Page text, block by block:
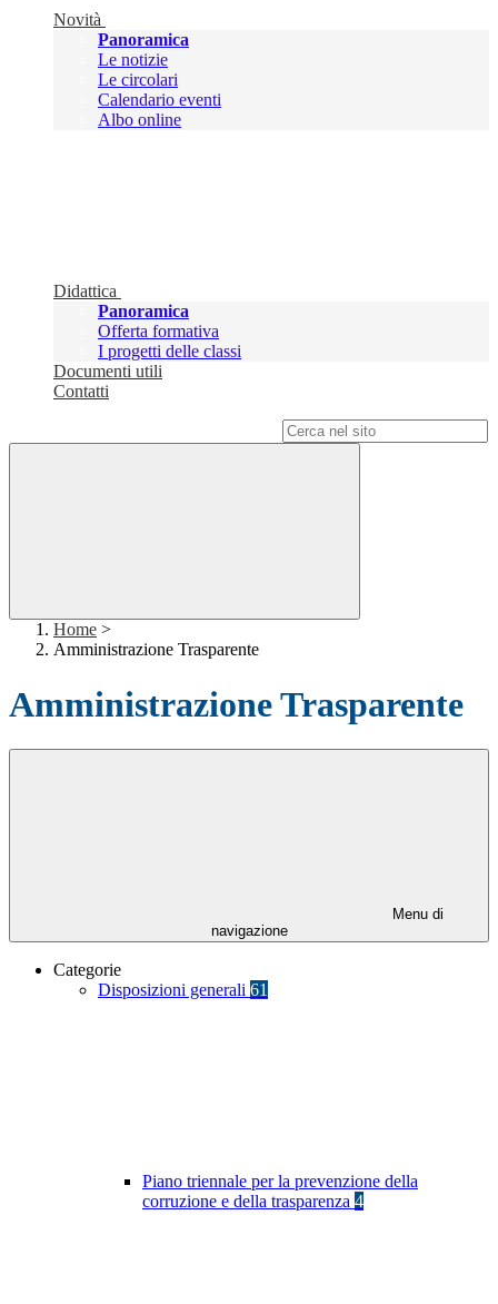
Novità
Panoramica
Le notizie
Le circolari
Calendario eventi
Albo online
Didattica
Panoramica
Offerta formativa
I progetti delle classi
Documenti utili
Contatti
Home >
Amministrazione Trasparente
Amministrazione Trasparente
Menu di
navigazione
Categorie
Disposizioni generali 61
Piano triennale per la prevenzione della
corruzione e della trasparenza 4